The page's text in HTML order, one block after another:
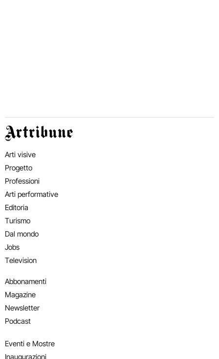
Artribune
Arti visive
Progetto
Professioni
Arti performative
Editoria
Turismo
Dal mondo
Jobs
Television
Abbonamenti
Magazine
Newsletter
Podcast
Eventi e Mostre
Inaugurazioni